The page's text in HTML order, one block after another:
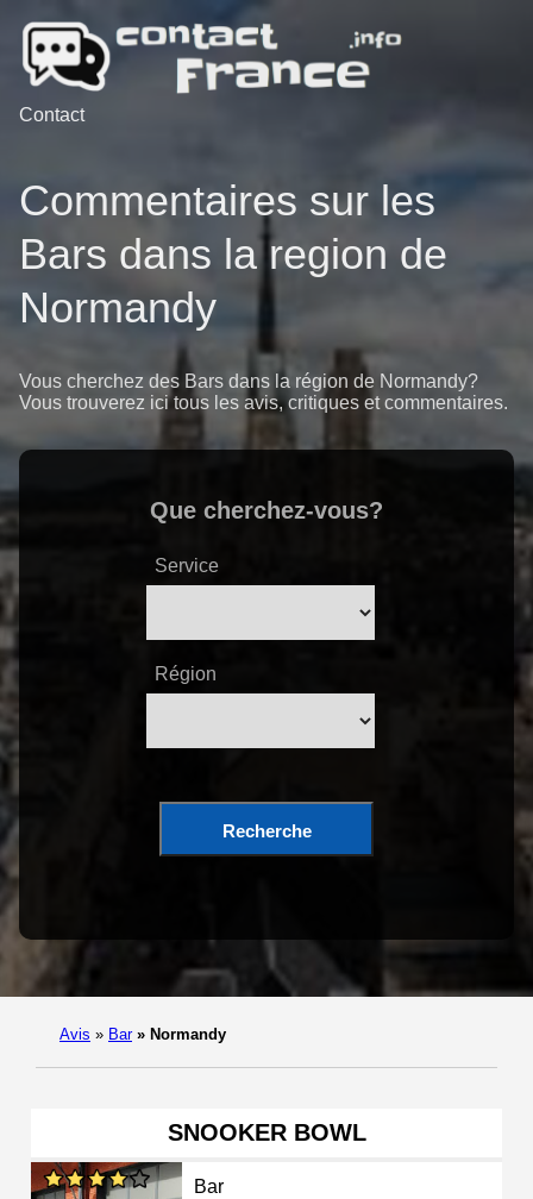
Contact
Commentaires sur les
Bars dans la region de
Normandy
Vous cherchez des Bars dans la région de Normandy?
Vous trouverez ici tous les avis, critiques et commentaires.
Que cherchez-vous?
Service
Région
Recherche
Avis » Bar » Normandy
SNOOKER BOWL
Bar